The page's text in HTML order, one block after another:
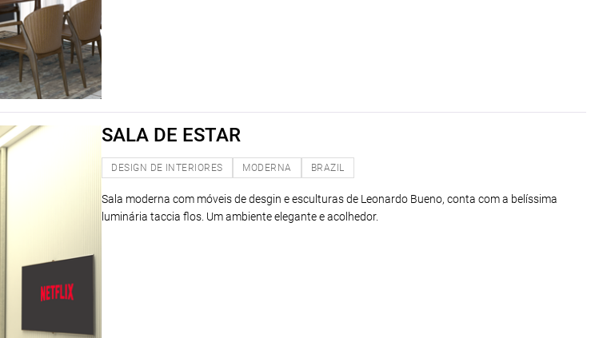
SALA DE ESTAR
DESIGN DE INTERIORES MODERNA BRAZIL
Sala moderna com móveis de desgin e esculturas de Leonardo Bueno, conta com a belíssima
luminária taccia flos. Um ambiente elegante e acolhedor.